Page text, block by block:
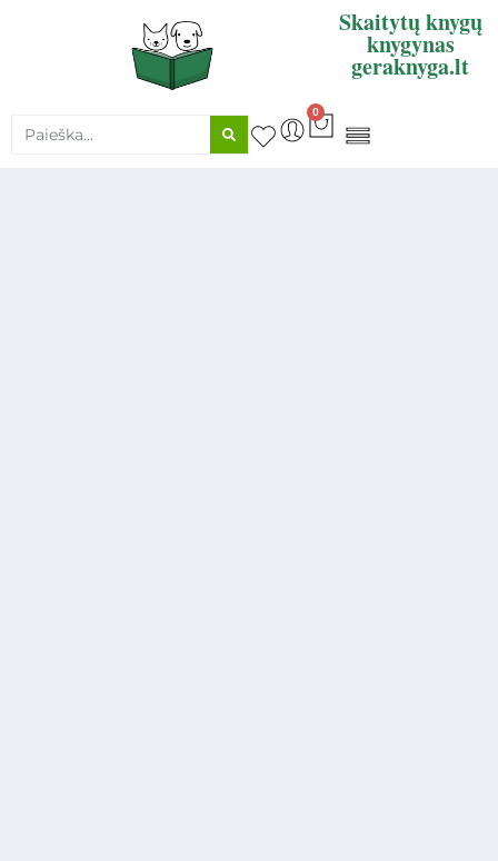
Skaitytų knygų
knygynas
geraknyga.lt
0